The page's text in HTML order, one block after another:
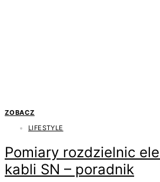
ZOBACZ
LIFESTYLE
Pomiary rozdzielnic
kabli SN – poradnik